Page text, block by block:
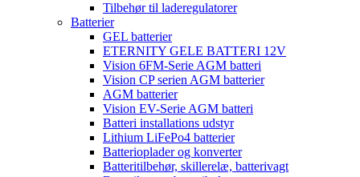
Tilbehør til laderegulatorer
Batterier
GEL batterier
ETERNITY GELE BATTERI 12V
Vision 6FM-Serie AGM batteri
Vision CP serien AGM batterier
AGM batterier
Vision EV-Serie AGM batteri
Batteri installations udstyr
Lithium LiFePo4 batterier
Batterioplader og konverter
Batteritilbehør, skillerelæ, batterivagt